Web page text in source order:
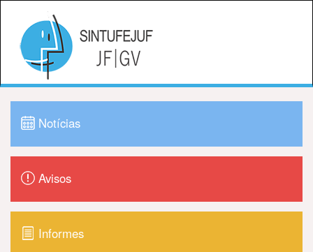
Notícias
Avisos
Informes